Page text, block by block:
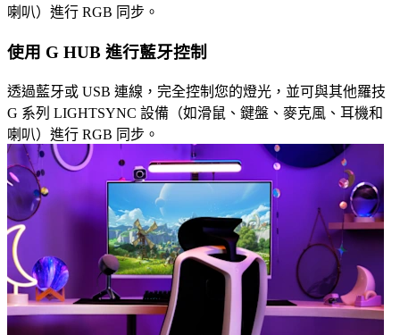
喇叭）進行 RGB 同步。
使用 G HUB 進行藍牙控制
透過藍牙或 USB 連線，完全控制您的燈光，並可與其他羅技
G 系列 LIGHTSYNC 設備（如滑鼠、鍵盤、麥克風、耳機和
喇叭）進行 RGB 同步。